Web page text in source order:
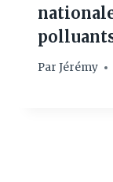
Par Jérémy